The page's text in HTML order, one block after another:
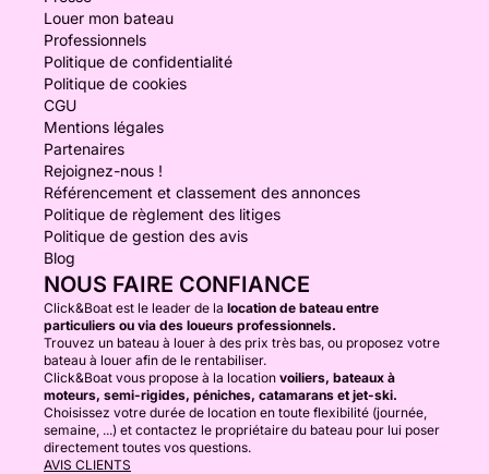
Louer mon bateau
Professionnels
Politique de confidentialité
Politique de cookies
CGU
Mentions légales
Partenaires
Rejoignez-nous !
Référencement et classement des annonces
Politique de règlement des litiges
Politique de gestion des avis
Blog
NOUS FAIRE CONFIANCE
Click&Boat est le leader de la location de bateau entre
particuliers ou via des loueurs professionnels.
Trouvez un bateau à louer à des prix très bas, ou proposez votre
bateau à louer afin de le rentabiliser.
Click&Boat vous propose à la location voiliers, bateaux à
moteurs, semi-rigides, péniches, catamarans et jet-ski.
Choisissez votre durée de location en toute flexibilité (journée,
semaine, ...) et contactez le propriétaire du bateau pour lui poser
directement toutes vos questions.
AVIS CLIENTS